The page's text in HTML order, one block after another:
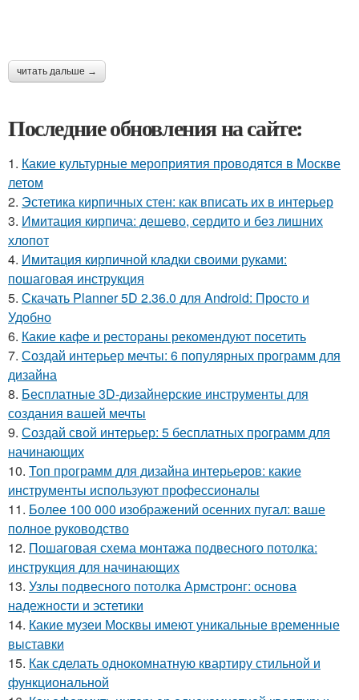
читать дальше →
Последние обновления на сайте:
1. Какие культурные мероприятия проводятся в Москве
летом
2. Эстетика кирпичных стен: как вписать их в интерьер
3. Имитация кирпича: дешево, сердито и без лишних
хлопот
4. Имитация кирпичной кладки своими руками:
пошаговая инструкция
5. Скачать Planner 5D 2.36.0 для Android: Просто и
Удобно
6. Какие кафе и рестораны рекомендуют посетить
7. Создай интерьер мечты: 6 популярных программ для
дизайна
8. Бесплатные 3D-дизайнерские инструменты для
создания вашей мечты
9. Создай свой интерьер: 5 бесплатных программ для
начинающих
10. Топ программ для дизайна интерьеров: какие
инструменты используют профессионалы
11. Более 100 000 изображений осенних пугал: ваше
полное руководство
12. Пошаговая схема монтажа подвесного потолка:
инструкция для начинающих
13. Узлы подвесного потолка Армстронг: основа
надежности и эстетики
14. Какие музеи Москвы имеют уникальные временные
выставки
15. Как сделать однокомнатную квартиру стильной и
функциональной